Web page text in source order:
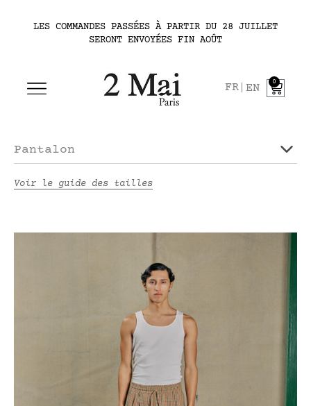
LES COMMANDES PASSÉES À PARTIR DU 28 JUILLET
SERONT ENVOYÉES FIN AOÛT
FR EN
0
Pantalon
Voir le guide des tailles